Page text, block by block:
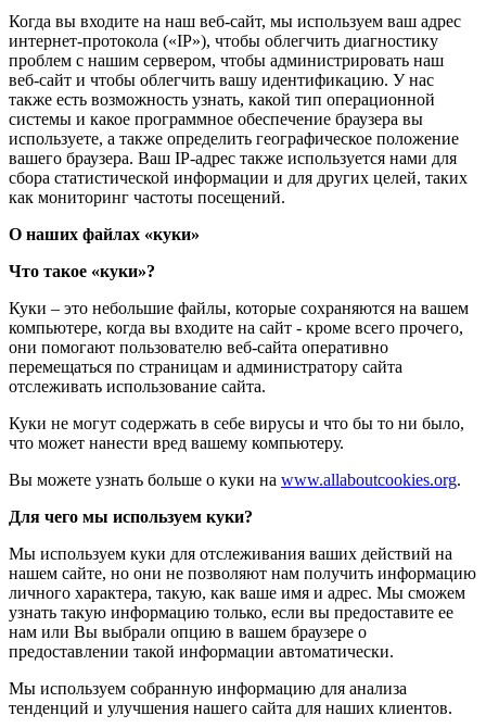
Когда вы входите на наш веб-сайт, мы используем ваш адрес
интернет-протокола («IP»), чтобы облегчить диагностику
проблем с нашим сервером, чтобы администрировать наш
веб-сайт и чтобы облегчить вашу идентификацию. У нас
также есть возможность узнать, какой тип операционной
системы и какое программное обеспечение браузера вы
используете, а также определить географическое положение
вашего браузера. Ваш IP-адрес также используется нами для
сбора статистической информации и для других целей, таких
как мониторинг частоты посещений.
О наших файлах «куки»
Что такое «куки»?
Куки – это небольшие файлы, которые сохраняются на вашем
компьютере, когда вы входите на сайт - кроме всего прочего,
они помогают пользователю веб-сайта оперативно
перемещаться по страницам и администратору сайта
отслеживать использование сайта.
Куки не могут содержать в себе вирусы и что бы то ни было,
что может нанести вред вашему компьютеру.
Вы можете узнать больше о куки на www.allaboutcookies.org.
Для чего мы используем куки?
Мы используем куки для отслеживания ваших действий на
нашем сайте, но они не позволяют нам получить информацию
личного характера, такую, как ваше имя и адрес. Мы сможем
узнать такую информацию только, если вы предоставите ее
нам или Вы выбрали опцию в вашем браузере о
предоставлении такой информации автоматически.
Мы используем собранную информацию для анализа
тенденций и улучшения нашего сайта для наших клиентов.